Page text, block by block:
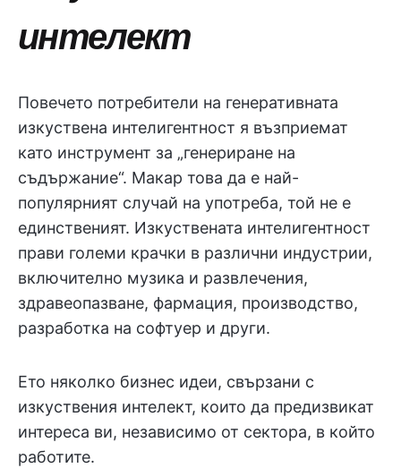
интелект
Повечето потребители на генеративната
изкуствена интелигентност я възприемат
като инструмент за „генериране на
съдържание“. Макар това да е най-
популярният случай на употреба, той не е
единственият. Изкуствената интелигентност
прави големи крачки в различни индустрии,
включително музика и развлечения,
здравеопазване, фармация, производство,
разработка на софтуер и други.
Ето няколко бизнес идеи, свързани с
изкуствения интелект, които да предизвикат
интереса ви, независимо от сектора, в който
работите.